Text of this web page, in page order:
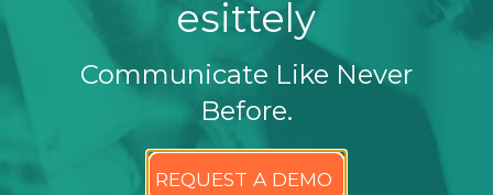
esittely
Communicate Like Never
Before.
REQUEST A DEMO